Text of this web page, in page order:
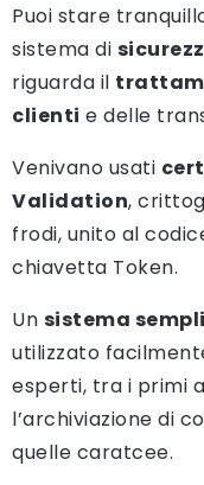
Puoi stare
sistema di
riguarda il
clienti e delle
Venivano usati
Validation,
frodi, unito al
chiavetta Token.
Un sistema
utilizzato
esperti, tra i primi
l’archiviazione di
quelle caratcee.